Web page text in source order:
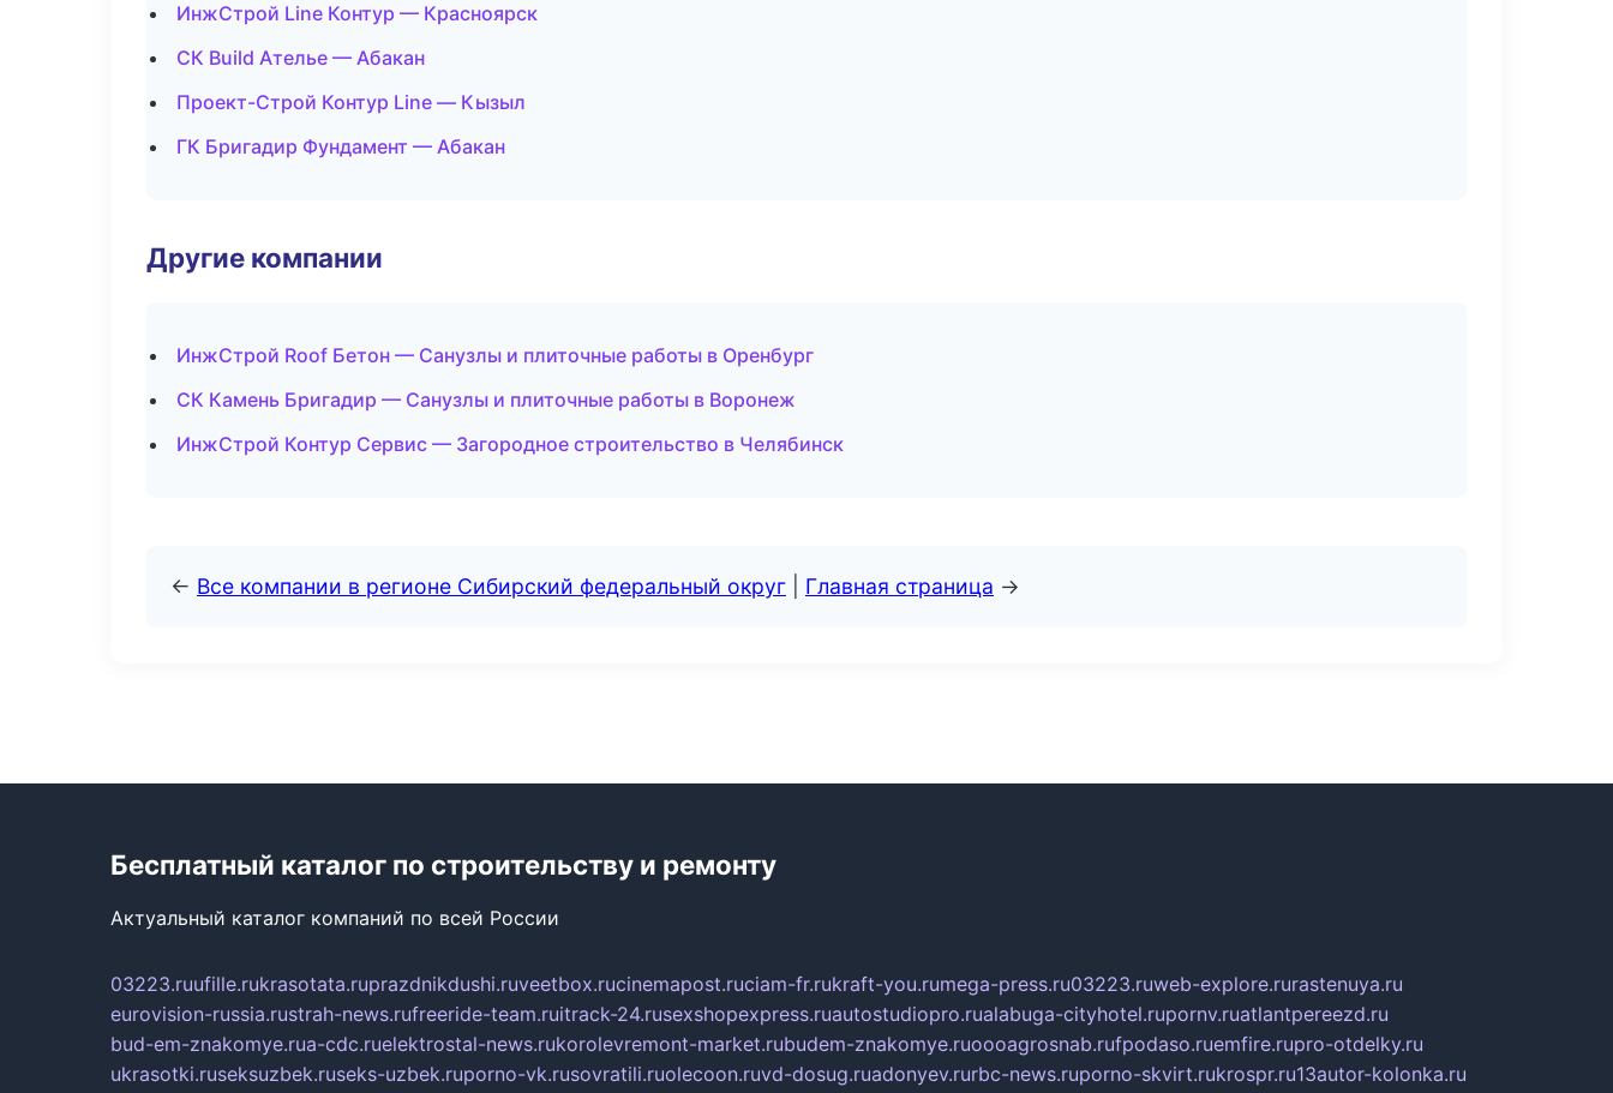
ИнжСтрой Line Контур — Красноярск
СК Build Ателье — Абакан
Проект-Строй Контур Line — Кызыл
ГК Бригадир Фундамент — Абакан
Другие компании
ИнжСтрой Roof Бетон — Санузлы и плиточные работы в Оренбург
СК Камень Бригадир — Санузлы и плиточные работы в Воронеж
ИнжСтрой Контур Сервис — Загородное строительство в Челябинск
← Все компании в регионе Сибирский федеральный округ Главная страница →
Бесплатный каталог по строительству и ремонту
Актуальный каталог компаний по всей России
03223.ruufille.rukrasotata.ruprazdnikdushi.ruveetbox.rucinemapost.ruciam-fr.rukraft-you.rumega-press.ru03223.ruweb-explore.rurastenuya.ru
eurovision-russia.rustrah-news.rufreeride-team.ruitrack-24.rusexshopexpress.ruautostudiopro.rualabuga-cityhotel.rupornv.ruatlantpereezd.ru
bud-em-znakomye.rua-cdc.ruelektrostal-news.rukorolevremont-market.rubudem-znakomye.ruoooagrosnab.rufpodaso.ruemfire.rupro-otdelky.ru
ukrasotki.ruseksuzbek.ruseks-uzbek.ruporno-vk.rusovratili.ruolecoon.ruvd-dosug.ruadonyev.rurbc-news.ruporno-skvirt.rukrospr.ru13autor-kolonka.ru